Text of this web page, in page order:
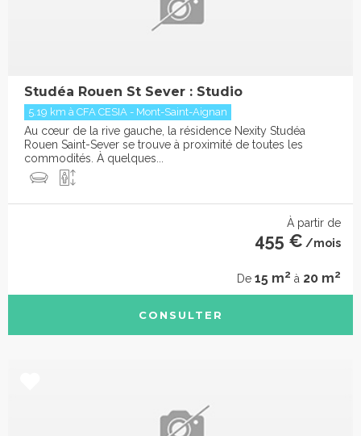
Studéa Rouen St Sever : Studio
5.19 km à CFA CESIA - Mont-Saint-Aignan
Au cœur de la rive gauche, la résidence Nexity Studéa
Rouen Saint-Sever se trouve à proximité de toutes les
commodités. À quelques...
À partir de
455 € /mois
De 15 m2 à 20 m2
CONSULTER